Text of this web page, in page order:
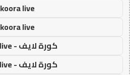
koora live
koora live
كورة لايف - koora live
كورة لايف - koora live